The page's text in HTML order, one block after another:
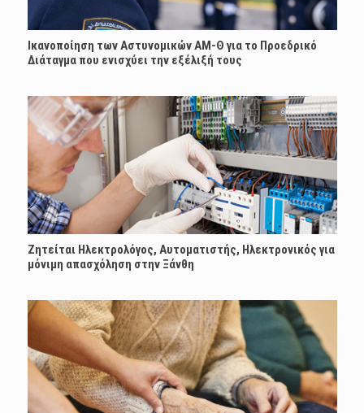
Ικανοποίηση των Αστυνομικών ΑΜ-Θ για το Προεδρικό
Διάταγμα που ενισχύει την εξέλιξή τους
Ζητείται Ηλεκτρολόγος, Αυτοματιστής, Ηλεκτρονικός για
μόνιμη απασχόληση στην Ξάνθη